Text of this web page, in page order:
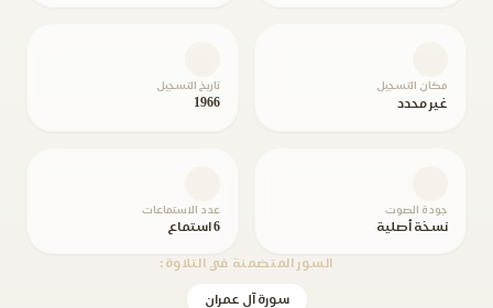
مكان التسجيل
غير محدد
تاريخ التسجيل
1966
جودة الصوت
نسخة أصلية
عدد الاستماعات
6 استماع
السور المتضمنة في التلاوة:
سورة آل عمران